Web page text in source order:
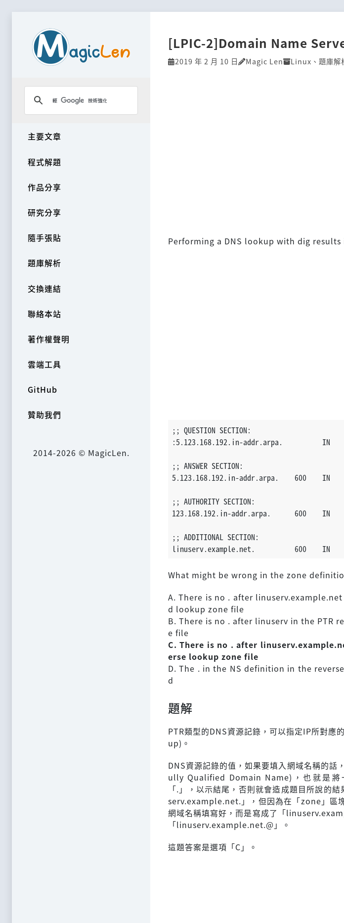
主要文章
程式解題
作品分享
研究分享
隨手張貼
題庫解析
交換連結
聯絡本站
著作權聲明
雲端工具
GitHub
贊助我們
2014-2026 © MagicLen.
[LPIC-2]Domain Name
2019 年 2 月 10 日 Magic Len Linux 、 題庫解
Performing a DNS lookup with dig results
;; QUESTION SECTION:
:5.123.168.192.in-addr.arpa.          IN
;; ANSWER SECTION:
5.123.168.192.in-addr.arpa.    600    IN
;; AUTHORITY SECTION:
123.168.192.in-addr.arpa.      600    IN
;; ADDITIONAL SECTION:
linuserv.example.net.          600    IN
What might be wrong in the zone
A. There is no . after
d lookup zone file
B. There is no . after linuserv in the PTR
e file
C. There is no . after
erse lookup zone file
D. The . in the NS definition in the
d
題解
PTR類型的DNS資源記錄，可以指定IP所對
up)。
DNS資源記錄的值，如果要填入網域名稱的話
ully Qualified Domain Name)，也就是
「.」，以示結尾，否則就會造成題目所說的
serv.example.net.」，但因為在「zone」區
網域名稱填寫好，而是寫成了「
「linuserv.example.net.@」。
這題答案是選項「C」。